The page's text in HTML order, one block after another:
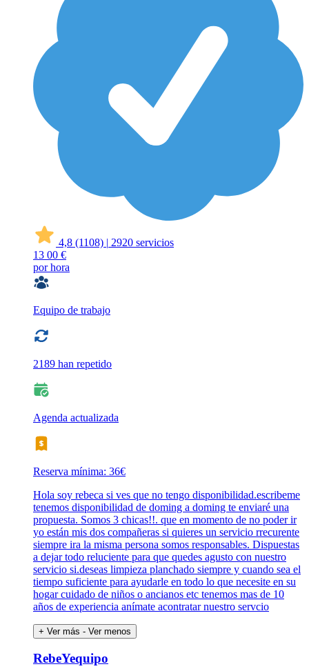
4,8 (1108) | 2920 servicios
13 00 €
por hora
Equipo de trabajo
2189 han repetido
Agenda actualizada
Reserva mínima: 36€
Hola soy rebeca si ves que no tengo disponibilidad.escribeme
tenemos disponibilidad de doming a doming te enviaré una
propuesta. Somos 3 chicas!!. que en momento de no poder ir
yo están mis dos compañeras si quieres un servicio rrecurente
siempre ira la misma persona somos responsables. Dispuestas
a dejar todo reluciente para que quedes agusto con nuestro
servicio si.deseas limpieza planchado siempre y cuando sea el
tiempo suficiente para ayudarle en todo lo que necesite en su
hogar cuidado de niños o ancianos etc tenemos mas de 10
años de experiencia anímate acontratar nuestro servcio
+ Ver más - Ver menos
RebeYequipo